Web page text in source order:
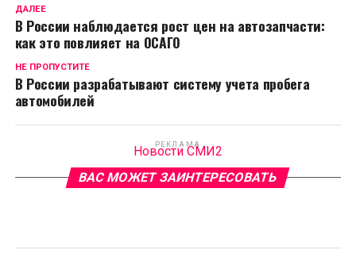
ДАЛЕЕ
В России наблюдается рост цен на автозапчасти:
как это повлияет на ОСАГО
НЕ ПРОПУСТИТЕ
В России разрабатывают систему учета пробега
автомобилей
РЕКЛАМА
Новости СМИ2
ВАС МОЖЕТ ЗАИНТЕРЕСОВАТЬ